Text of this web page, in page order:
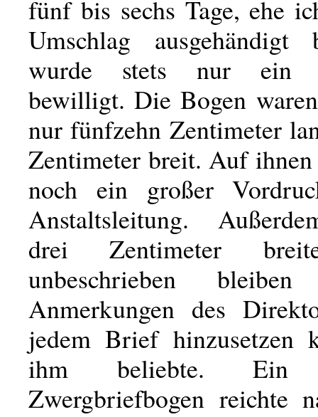
fünf bis sechs Tage, ehe
Umschlag ausgehändigt
wurde stets nur ein
bewilligt. Die Bogen
nur fünfzehn Zentimeter
Zentimeter breit. Auf ihnen
noch ein großer
Anstaltsleitung.
drei Zentimeter
unbeschrieben
Anmerkungen des
jedem Brief hinzusetzen
ihm beliebte. Ein
Zwergbriefbogen reichte